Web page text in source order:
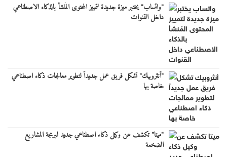
"واتساب" يختبر ميزة جديدة لتمييز المحتوى المُنشأ بالذكاء الاصطناعي
داخل القنوات
"أنثروبيك" تشكل فريق عمل جديداً لتطوير معالجات ذكاء اصطناعي
خاصة بها
"ميتا" تكشف عن وكيل ذكاء اصطناعي جديد لبرمجة المشاريع
الضخمة